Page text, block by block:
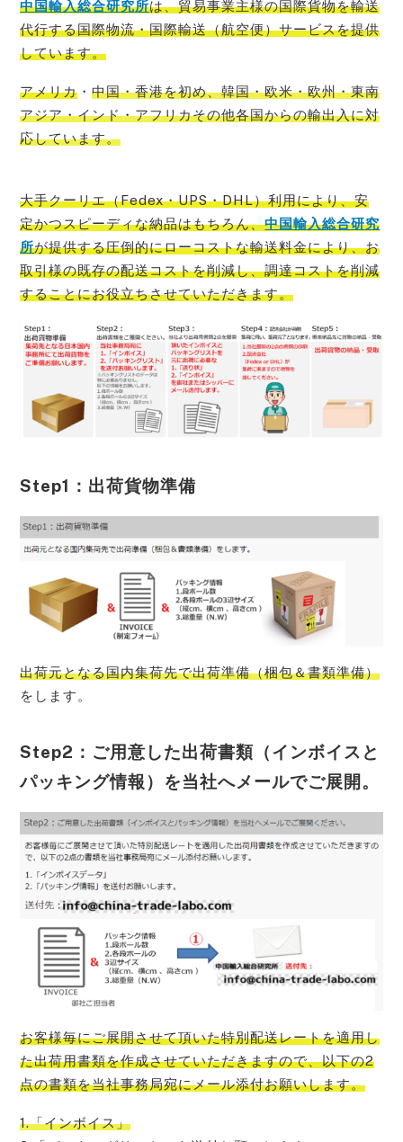
中国輸入総合研究所は、貿易事業主様の国際貨物を輸送
代行する国際物流・国際輸送（航空便）サービスを提供
しています。
アメリカ ・中国・香港を初め、韓国・欧米・欧州・東南
アジア・インド・アフリカその他各国からの輸出入に対
応しています。
大手クーリエ（Fedex・UPS・DHL）利用により、安
定かつスピーディな納品はもちろん、中国輸入総合研究
所が提供する圧倒的にローコストな輸送料金により、お
取引様の既存の配送コストを削減し、調達コストを削減
することにお役立ちさせていただきます。
Step1：出荷貨物準備
出荷元となる国内集荷先で出荷準備（梱包＆書類準備）
をします。
Step2：ご用意した出荷書類（インボイスと
パッキング情報）を当社へメールでご展開。
お客様毎にご展開させて頂いた特別配送レートを適用し
た出荷用書類を作成させていただきますので、以下の2
点の書類を当社事務局宛にメール添付お願いします。
1.「インボイス」